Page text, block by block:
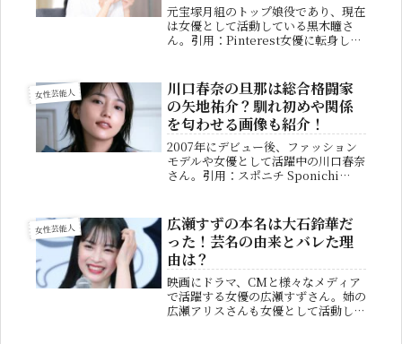
元宝塚月組のトップ娘役であり、現在
は女優として活動している黒木瞳さ
ん。引用：Pinterest女優に転身して
な黒木瞳さんですが、プライベートで
は1991年に結婚しており、一...
女性芸能人
川口春奈の旦那は総合格闘家
の矢地祐介？馴れ初めや関係
を匂わせる画像も紹介！
2007年にデビュー後、ファッション
モデルや女優として活躍中の川口春奈
さん。引用：スポニチ Sponichi
も精力的に活動しています。そんな川
口春奈さんですが、結婚の...
女性芸能人
広瀬すずの本名は大石鈴華だ
った！芸名の由来とバレた理
由は？
映画にドラマ、CMと様々なメディア
で活躍する女優の広瀬すずさん。姉の
広瀬アリスさんも女優として活動して